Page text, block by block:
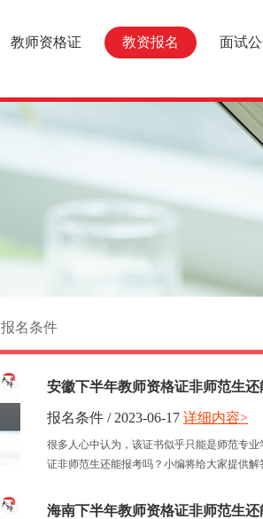
教师资格证 教资报名 面试
报名条件
安徽下半年教师资格证非师范生还
报名条件 / 2023-06-17
很多人心中认为，该证书似乎只能是师范专
证非师范生还能报考吗？小编将给大家提供解
详细内容>
海南下半年教师资格证非师范生还